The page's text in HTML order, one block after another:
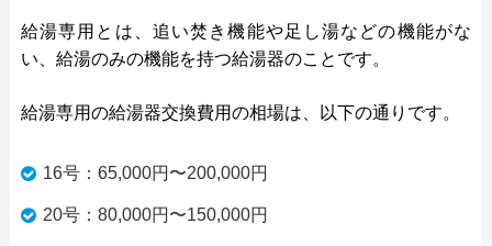
給湯専用とは、追い焚き機能や足し湯などの機能がな
い、給湯のみの機能を持つ給湯器のことです。
給湯専用の給湯器交換費用の相場は、以下の通りです。
16号：65,000円〜200,000円
20号：80,000円〜150,000円